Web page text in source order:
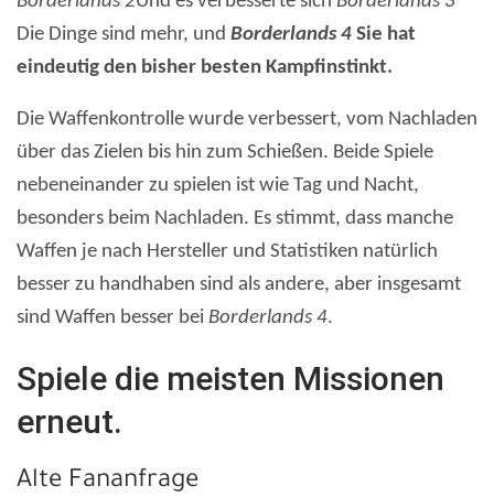
Die Dinge sind mehr, und Borderlands 4 Sie hat
eindeutig den bisher besten Kampfinstinkt.
Die Waffenkontrolle wurde verbessert, vom Nachladen
über das Zielen bis hin zum Schießen. Beide Spiele
nebeneinander zu spielen ist wie Tag und Nacht,
besonders beim Nachladen. Es stimmt, dass manche
Waffen je nach Hersteller und Statistiken natürlich
besser zu handhaben sind als andere, aber insgesamt
sind Waffen besser bei Borderlands 4.
Spiele die meisten Missionen
erneut.
Alte Fananfrage